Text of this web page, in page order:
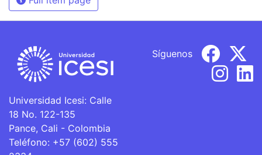
Universidad Icesi: Calle
18 No. 122-135
Pance, Cali - Colombia
Teléfono: +57 (602) 555
Síguenos